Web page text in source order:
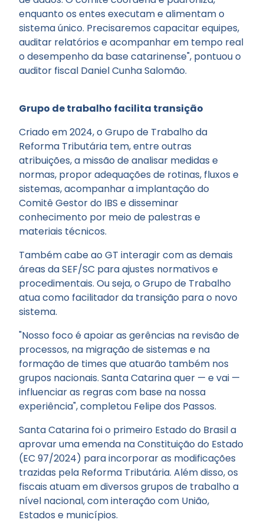
enquanto os entes executam e alimentam o
sistema único. Precisaremos capacitar equipes,
auditar relatórios e acompanhar em tempo real
o desempenho da base catarinense", pontuou o
auditor fiscal Daniel Cunha Salomão.
Grupo de trabalho facilita transição
Criado em 2024, o Grupo de Trabalho da
Reforma Tributária tem, entre outras
atribuições, a missão de analisar medidas e
normas, propor adequações de rotinas, fluxos e
sistemas, acompanhar a implantação do
Comitê Gestor do IBS e disseminar
conhecimento por meio de palestras e
materiais técnicos.
Também cabe ao GT interagir com as demais
áreas da SEF/SC para ajustes normativos e
procedimentais. Ou seja, o Grupo de Trabalho
atua como facilitador da transição para o novo
sistema.
"Nosso foco é apoiar as gerências na revisão de
processos, na migração de sistemas e na
formação de times que atuarão também nos
grupos nacionais. Santa Catarina quer — e vai —
influenciar as regras com base na nossa
experiência", completou Felipe dos Passos.
Santa Catarina foi o primeiro Estado do Brasil a
aprovar uma emenda na Constituição do Estado
(EC 97/2024) para incorporar as modificações
trazidas pela Reforma Tributária. Além disso, os
fiscais atuam em diversos grupos de trabalho a
nível nacional, com interação com União,
Estados e municípios.